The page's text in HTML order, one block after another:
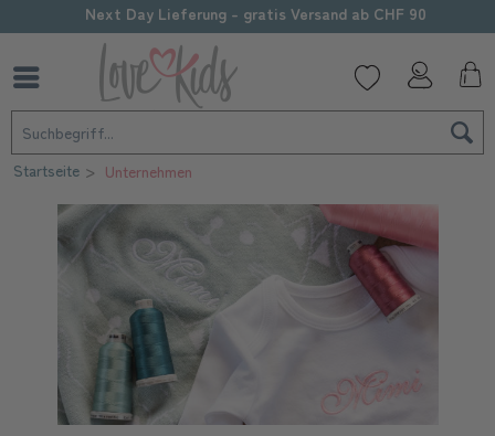
Next Day Lieferung - gratis Versand ab CHF 90
Startseite Unternehmen